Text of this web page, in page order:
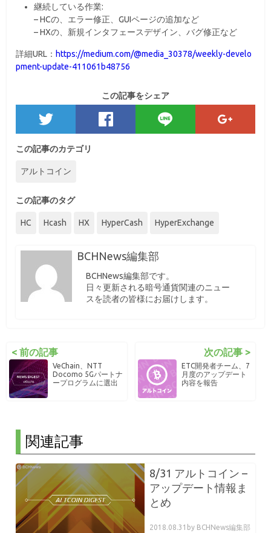
継続している作業:
– HCの、エラー修正、GUIページの追加など
– HXの、新規インタフェースデザイン、バグ修正など
詳細URL： https://medium.com/@media_30378/weekly-develo
pment-update-411061b48756
この記事をシェア
この記事のカテゴリ
アルトコイン
この記事のタグ
HC Hcash HX HyperCash HyperExchange
BCHNews編集部
BCHNews編集部です。
日々更新される暗号通貨関連のニュー
スを読者の皆様にお届けします。
< 前の記事
VeChain、NTT
Docomo 5Gパートナ
ープログラムに選出
次の記事 >
ETC開発者チーム、7
月度のアップデート
内容を報告
関連記事
8/31 アルトコイン –
アップデート情報ま
とめ
2018.08.31 by BCHNews編集部